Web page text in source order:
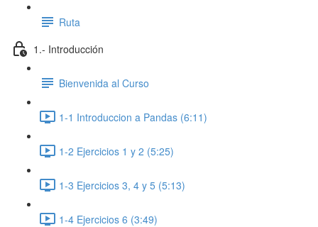
Ruta
1.- Introducción
Bienvenida al Curso
1-1 Introduccion a Pandas (6:11)
1-2 Ejercicios 1 y 2 (5:25)
1-3 Ejercicios 3, 4 y 5 (5:13)
1-4 Ejercicios 6 (3:49)